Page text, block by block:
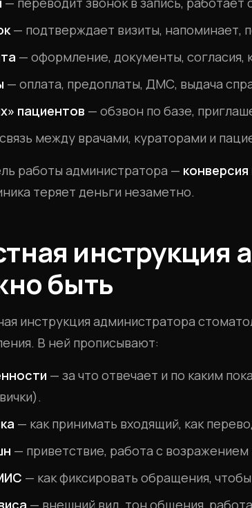
— подтверждает визиты, напоминает,
— оформление, документы, согласия,
— оплата, предоплаты, ДМС, выдача
пациентов — обзвон по базе,
между врачами, кураторами и
работы администратора — конверсия
теряет деньги незаметно.
инструкция
быть
инструкция администратора
В ней прописывают:
— за что отвечает и по каким
— как принимать входящий, как
— приветствие, работа с
— как фиксировать обращения,
— внешний вид, тон общения,